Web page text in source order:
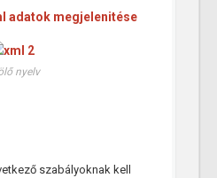
adatok megjelenitése
nyelv
szabályoknak kell